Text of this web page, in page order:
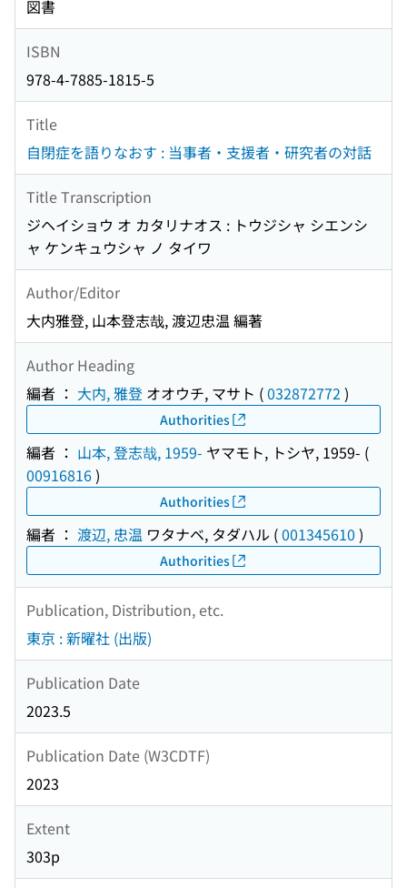
図書
ISBN
978-4-7885-1815-5
Title
自閉症を語りなおす : 当事者・支援者・研究者の対話
Title Transcription
ジヘイショウ オ カタリナオス : トウジシャ シエンシ
ャ ケンキュウシャ ノ タイワ
Author/Editor
大内雅登, 山本登志哉, 渡辺忠温 編著
Author Heading
編者 ： 大内, 雅登 オオウチ, マサト (032872772 )
Authorities
編者 ： 山本, 登志哉, 1959- ヤマモト, トシヤ, 1959- (
00916816)
Authorities
編者 ： 渡辺, 忠温 ワタナベ, タダハル (001345610 )
Authorities
Publication, Distribution, etc.
東京 : 新曜社 (出版)
Publication Date
2023.5
Publication Date (W3CDTF)
2023
Extent
303p